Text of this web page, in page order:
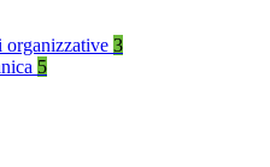
organizzative 3
5